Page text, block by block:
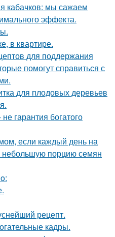
кабачков: мы сажаем
эффекта.
в квартире.
для поддержания
помогут справиться с
для плодовых деревьев
гарантия богатого
если каждый день на
небольшую порцию семян
рецепт.
кадры.